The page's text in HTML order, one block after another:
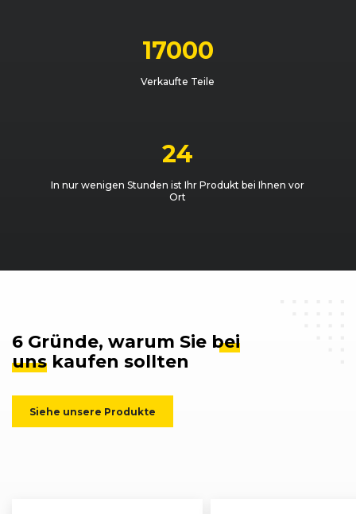
17000
Verkaufte Teile
24
In nur wenigen Stunden ist Ihr Produkt bei Ihnen vor
Ort
6 Gründe, warum Sie bei
uns kaufen sollten
Siehe unsere Produkte